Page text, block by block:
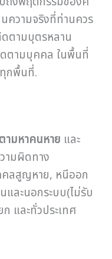
ความจริงที่ท่านควร
ดตามบุตรหลาน
ตามบุคคล ในพื้นที่
กพื้นที่.
ตามหาคนหาย และ
ามผิดทาง
คลสูญหาย, หนีออก
และนอกระบบ(ไม่รับ
และทั่วประเทศ